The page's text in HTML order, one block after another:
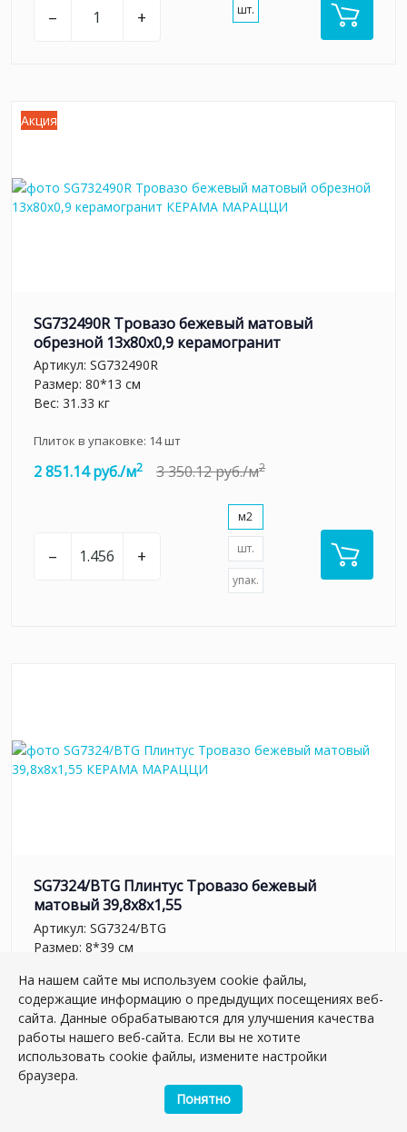
– + шт.
Акция
SG732490R Тровазо бежевый матовый
обрезной 13x80x0,9 керамогранит
Артикул: SG732490R
Размер: 80*13 см
Вес: 31.33 кг
Плиток в упаковке: 14шт
2 851.14 руб./м2 3 350.12 руб./м2
– +
м2
шт.
упак.
SG7324/BTG Плинтус Тровазо бежевый
матовый 39,8x8x1,55
Артикул: SG7324/BTG
Размер: 8*39 см
Плиток в упаковке:19шт
430.66 руб.
шт.
На нашем сайте мы используем cookie файлы,
содержащие информацию о предыдущих посещениях веб-
сайта. Данные обрабатываются для улучшения качества
работы нашего веб-сайта. Если вы не хотите
использовать cookie файлы, измените настройки
браузера.
Понятно